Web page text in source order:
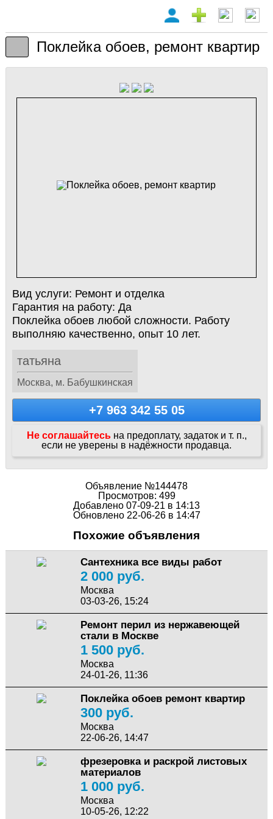
Поклейка обоев, ремонт квартир
Вид услуги: Ремонт и отделка
Гарантия на работу: Да
Поклейка обоев любой сложности. Работу
выполняю качественно, опыт 10 лет.
татьяна
Москва, м. Бабушкинская
+7 963 342 55 05
Не соглашайтесь на предоплату, задаток и т. п.,
если не уверены в надёжности продавца.
Объявление №144478
Просмотров: 499
Добавлено 07-09-21 в 14:13
Обновлено 22-06-26 в 14:47
Похожие объявления
Сантехника все виды работ
2 000 руб.
Москва
03-03-26, 15:24
Ремонт перил из нержавеющей
стали в Москве
1 500 руб.
Москва
24-01-26, 11:36
Поклейка обоев ремонт квартир
300 руб.
Москва
22-06-26, 14:47
фрезеровка и раскрой листовых
материалов
1 000 руб.
Москва
10-05-26, 12:22